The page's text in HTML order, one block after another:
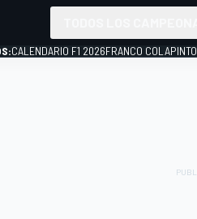
CALENDARIO F1 2026FRANCO COLAPINTO